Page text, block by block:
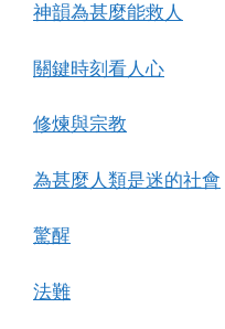
神韻為甚麼能救人
關鍵時刻看人心
修煉與宗教
為甚麼人類是迷的社會
驚醒
法難